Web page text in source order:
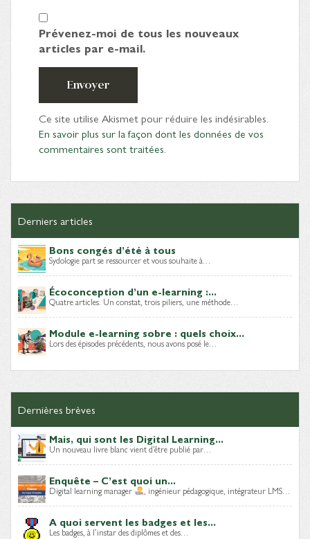
Prévenez-moi de tous les nouveaux
articles par e-mail.
Envoyer
Ce site utilise Akismet pour réduire les indésirables.
En savoir plus sur la façon dont les données de vos
commentaires sont traitées
Derniers articles
Bons congés d’été à tous
Sydologie part se ressourcer et vous souhaite à…
Écoconception d’un e-learning :...
Quatre articles. Un constat, trois piliers, une méthode…
Module e-learning sobre : quels choix...
Lors des épisodes précédents, nous avons posé le…
Dernières brèves
Mais, qui sont les Digital Learning...
Un nouveau livre blanc vient d’être publié par…
Enquête – C’est quoi un...
Digital learning manager , ingénieur pédagogique, intégrateur LMS…
A quoi servent les badges et les...
Les badges, à l’instar des diplômes et des…